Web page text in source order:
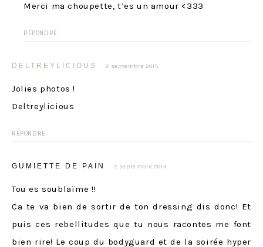
Merci ma choupette, t’es un amour <333
RÉPONDRE
DELTREYLICIOUS 2 septembre 2015
Jolies photos !
Deltreylicious
RÉPONDRE
GUMIETTE DE PAIN 2 septembre 2015
Tou es soublaïme !!
Ca te va bien de sortir de ton dressing dis donc! Et
puis ces rebellitudes que tu nous racontes me font
bien rire! Le coup du bodyguard et de la soirée hyper